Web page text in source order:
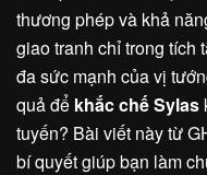
thương phép và khả
giao tranh chỉ trong tích
đa sức mạnh của vị
quả để khắc chế Sylas
tuyến? Bài viết này từ
bí quyết giúp bạn làm